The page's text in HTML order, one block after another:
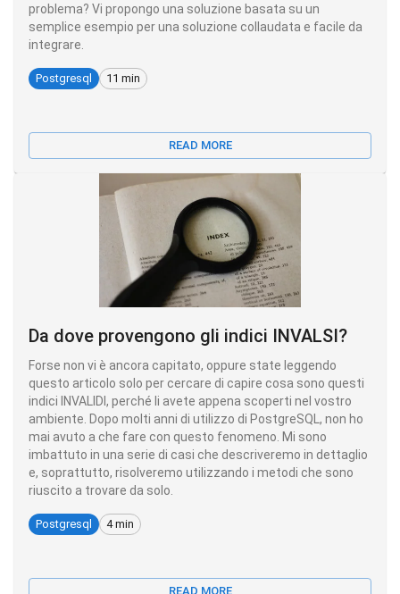
problema? Vi propongo una soluzione basata su un
semplice esempio per una soluzione collaudata e facile da
integrare.
Postgresql 11 min
READ MORE
Da dove provengono gli indici INVALSI?
Forse non vi è ancora capitato, oppure state leggendo
questo articolo solo per cercare di capire cosa sono questi
indici INVALIDI, perché li avete appena scoperti nel vostro
ambiente. Dopo molti anni di utilizzo di PostgreSQL, non ho
mai avuto a che fare con questo fenomeno. Mi sono
imbattuto in una serie di casi che descriveremo in dettaglio
e, soprattutto, risolveremo utilizzando i metodi che sono
riuscito a trovare da solo.
Postgresql 4 min
READ MORE